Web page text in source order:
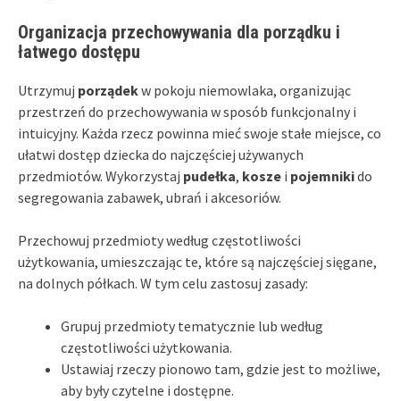
Organizacja przechowywania dla porządku i
łatwego dostępu
Utrzymuj porządekw pokoju niemowlaka, organizując
przestrzeń do przechowywania w sposób funkcjonalny i
intuicyjny. Każda rzecz powinna mieć swoje stałe miejsce, co
ułatwi dostęp dziecka do najczęściej używanych
przedmiotów. Wykorzystaj pudełka, kosze i pojemnikido
segregowania zabawek, ubrań i akcesoriów.
Przechowuj przedmioty według częstotliwości
użytkowania, umieszczając te, które są najczęściej sięgane,
na dolnych półkach. W tym celu zastosuj zasady:
Grupuj przedmioty tematycznie lub według
częstotliwości użytkowania.
Ustawiaj rzeczy pionowo tam, gdzie jest to możliwe,
aby były czytelne i dostępne.